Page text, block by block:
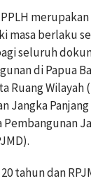
masa berlaku
seluruh
di Papua
Ruang Wilayah
Jangka
Pembangunan
tahun dan